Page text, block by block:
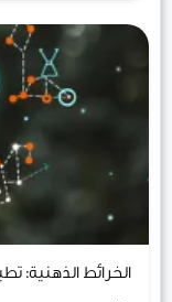
الخرائط الذهنية: